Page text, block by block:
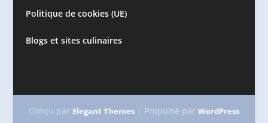
Politique de cookies (UE)
Blogs et sites culinaires
Conçu par Elegant Themes| Propulsé par WordPress